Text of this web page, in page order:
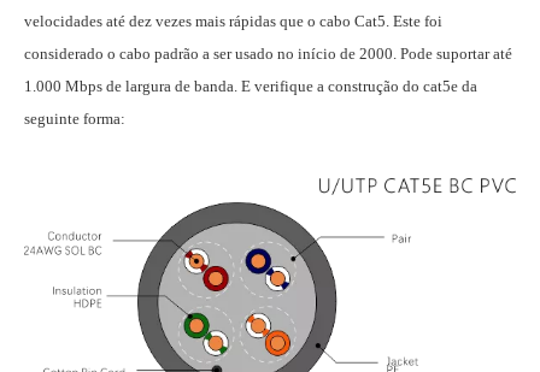
velocidades até dez vezes mais rápidas que o cabo Cat5. Este foi
considerado o cabo padrão a ser usado no início de 2000. Pode suportar até
1.000 Mbps de largura de banda. E verifique a construção do cat5e da
seguinte forma: